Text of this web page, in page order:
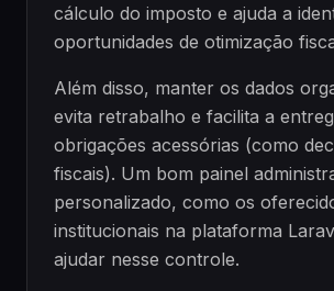
cálculo do imposto e ajuda a
oportunidades de otimização
Além disso, manter os dados
evita retrabalho e facilita a
obrigações acessórias (como
fiscais). Um bom painel
personalizado, como os
institucionais na plataforma
ajudar nesse controle.